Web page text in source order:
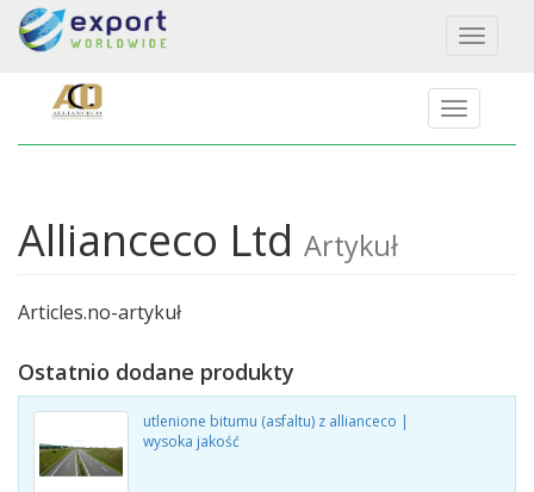
Toggle
Allianceco Ltd Artykuł
Articles.no-artykuł
Ostatnio dodane produkty
utlenione bitumu (asfaltu) z allianceco |
wysoka jakość